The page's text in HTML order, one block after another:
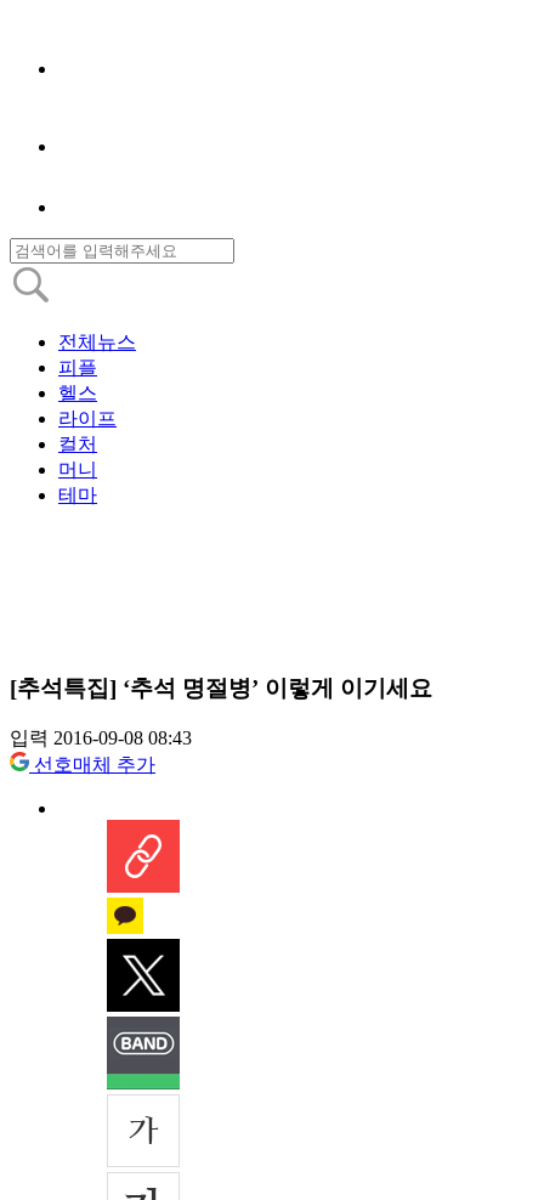
전체뉴스
피플
헬스
라이프
컬처
머니
테마
[추석특집] ‘추석 명절병’ 이렇게 이기세요
입력 2016-09-08 08:43
선호매체 추가